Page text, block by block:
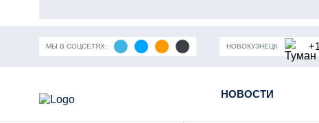
МЫ В СОЦСЕТЯХ: НОВОКУЗНЕЦК
НОВОСТИ
Кузбасса Пандемия коронавирусной инфекции